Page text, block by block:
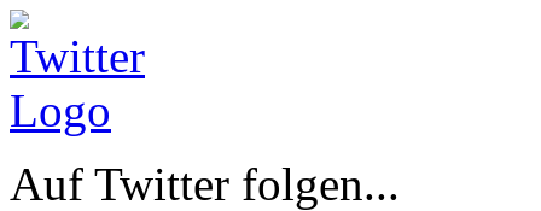
Auf Twitter folgen...